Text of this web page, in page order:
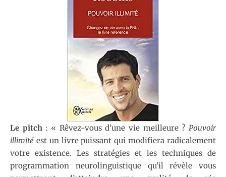
Le pitch : « Rêvez-vous d’une vie meilleure ?Pouvoir
illimité est un livre puissant qui modifiera radicalement
votre existence. Les stratégies et les techniques de
programmation neurolinguistique qu’il révèle vous